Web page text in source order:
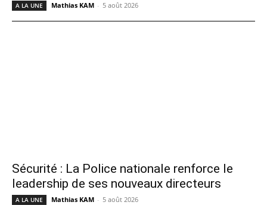
A LA UNE Mathias KAM - 5 août 2026
Sécurité : La Police nationale renforce le
leadership de ses nouveaux directeurs
A LA UNE Mathias KAM - 5 août 2026